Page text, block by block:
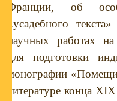
Франции, об
«усадебного
научных работах
для подготовки
монографии
литературе конца